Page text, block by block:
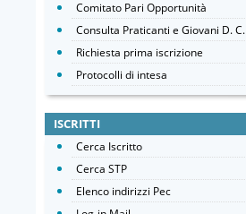
Comitato Pari Opportunità
Consulta Praticanti e Giovani D. C.
Richiesta prima iscrizione
Protocolli di intesa
ISCRITTI
Cerca Iscritto
Cerca STP
Elenco indirizzi Pec